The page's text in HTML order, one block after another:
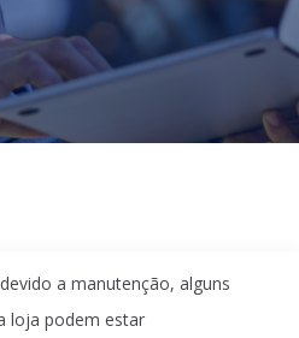
a manutenção, alguns
loja podem estar